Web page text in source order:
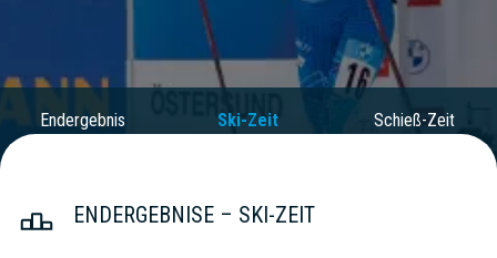
Endergebnis Ski-Zeit Schieß-Zeit
ENDERGEBNISE – SKI-ZEIT